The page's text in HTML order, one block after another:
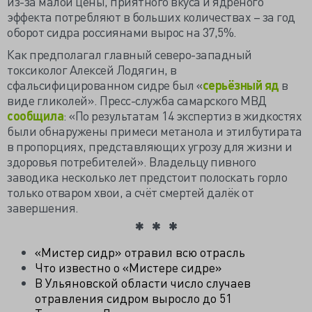
эффекта потребляют в больших количествах – за год
оборот сидра россиянами вырос на 37,5%.
Как предполагал главный северо-западный
токсиколог Алексей Лодягин, в
сфальсифицированном сидре был «серьёзный яд в
виде гликолей». Пресс-служба самарского МВД
сообщила: «По результатам 14 экспертиз в жидкостях
были обнаружены примеси метанола и этилбутирата
в пропорциях, представляющих угрозу для жизни и
здоровья потребителей». Владельцу пивного
заводика несколько лет предстоит полоскать горло
только отваром хвои, а счёт смертей далёк от
завершения.
«Мистер сидр» отравил всю отрасль
Что известно о «Мистере сидре»
В Ульяновской области число случаев
отравления сидром выросло до 51